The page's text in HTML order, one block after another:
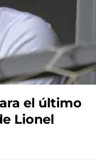
el último
Lionel